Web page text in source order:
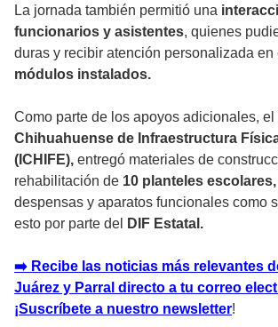
La jornada también permitió una
funcionarios y asistentes, quienes
duras y recibir atención personalizada en
módulos instalados.
Como parte de los apoyos adicionales, el
Chihuahuense de Infraestructura
(ICHIFE), entregó materiales de
rehabilitación de 10 planteles escolares,
despensas y aparatos funcionales como
esto por parte del
DIF Estatal.
➡️ Recibe las noticias más relevantes
Juárez y Parral directo a tu correo
¡Suscríbete a nuestro newsletter!